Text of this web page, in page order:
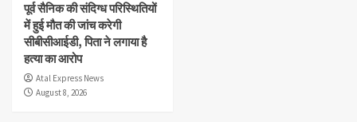
पूर्व सैनिक की संदिग्ध परिस्थितियों
में हुई मौत की जांच करेगी
सीबीसीआईडी, पिता ने लगाया है
हत्या का आरोप
Atal Express News
August 8, 2026